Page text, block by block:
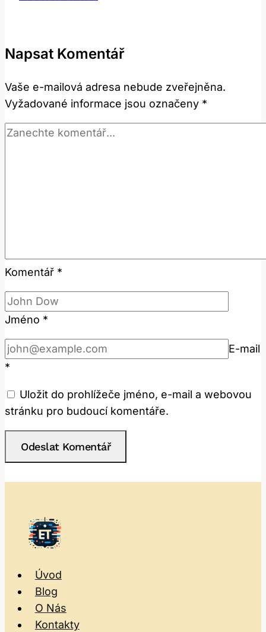
Co
může
znamenat?
Napsat Komentář
Vaše e-mailová adresa nebude zveřejněna.
Vyžadované informace jsou označeny *
Komentář *
Jméno *
E-mail
*
Uložit do prohlížeče jméno, e-mail a webovou
stránku pro budoucí komentáře.
Úvod
Blog
O Nás
Kontakty